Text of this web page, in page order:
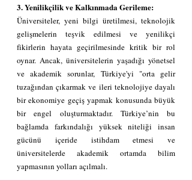
3. Yenilikçilik ve Kalkınmada Gerileme:
Üniversiteler, yeni bilgi üretilmesi, teknolojik
gelişmelerin teşvik edilmesi ve yenilikçi
fikirlerin hayata geçirilmesinde kritik bir rol
oynar. Ancak, üniversitelerin yaşadığı yönetsel
ve akademik sorunlar, Türkiye'yi "orta gelir
tuzağından çıkarmak ve ileri teknolojiye dayalı
bir ekonomiye geçiş yapmak konusunda büyük
bir engel oluşturmaktadır. Türkiye’nin bu
bağlamda farkındalığı yüksek niteliği insan
gücünü içeride istihdam etmesi ve
üniversitelerde akademik ortamda bilim
yapmasının yolları açılmalı.